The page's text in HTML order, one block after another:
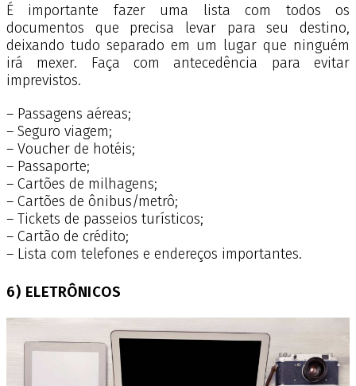
É importante fazer uma lista com todos os
documentos que precisa levar para seu destino,
deixando tudo separado em um lugar que ninguém
irá mexer. Faça com antecedência para evitar
imprevistos.
– Passagens aéreas;
– Seguro viagem;
– Voucher de hotéis;
– Passaporte;
– Cartões de milhagens;
– Cartões de ônibus/metrô;
– Tickets de passeios turísticos;
– Cartão de crédito;
– Lista com telefones e endereços importantes.
6) ELETRÔNICOS